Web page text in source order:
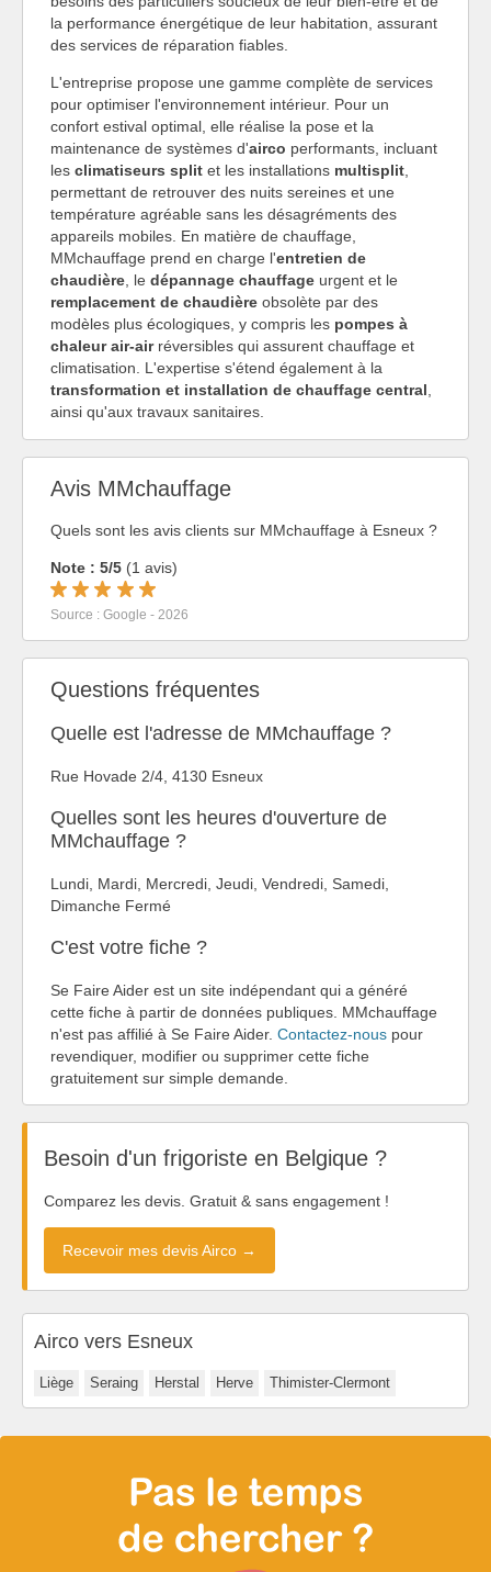
la performance énergétique de leur habitation, assurant
des services de réparation fiables.
L'entreprise propose une gamme complète de services
pour optimiser l'environnement intérieur. Pour un
confort estival optimal, elle réalise la pose et la
maintenance de systèmes d'airco performants, incluant
les climatiseurs split et les installations multisplit
permettant de retrouver des nuits sereines et une
température agréable sans les désagréments des
appareils mobiles. En matière de chauffage,
MMchauffage prend en charge l'entretien de
chaudière , le dépannage chauffage urgent et le
remplacement de chaudière obsolète par des
modèles plus écologiques, y compris les pompes à
chaleur air-airréversibles qui assurent chauffage et
climatisation. L'expertise s'étend également à la
transformation et installation de chauffage central
ainsi qu'aux travaux sanitaires.
Avis MMchauffage
Quels sont les avis clients sur MMchauffage à Esneux ?
Note : 5/5 (1 avis)
Source : Google - 2026
Questions fréquentes
Quelle est l'adresse de MMchauffage ?
Rue Hovade 2/4, 4130 Esneux
Quelles sont les heures d'ouverture de
MMchauffage ?
Lundi, Mardi, Mercredi, Jeudi, Vendredi, Samedi,
Dimanche Fermé
C'est votre fiche ?
Se Faire Aider est un site indépendant qui a généré
cette fiche à partir de données publiques. MMchauffage
n'est pas affilié à Se Faire Aider. Contactez-nous pour
revendiquer, modifier ou supprimer cette fiche
gratuitement sur simple demande.
Besoin d'un frigoriste en Belgique ?
Comparez les devis. Gratuit & sans engagement !
Recevoir mes devis Airco →
Airco vers Esneux
Liège Seraing Herstal Herve Thimister-Clermont